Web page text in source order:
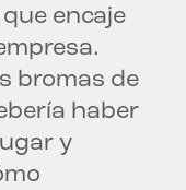
encaje
bromas de
haber
y